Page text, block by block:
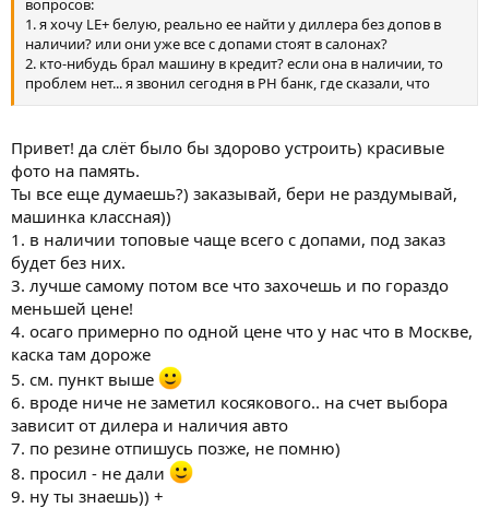
1. я хочу LE+ белую, реально ее найти у диллера без допов в
наличии? или они уже все с допами стоят в салонах?
2. кто-нибудь брал машину в кредит? если она в наличии, то
проблем нет... я звонил сегодня в РН банк, где сказали, что
документы подать на кредит можно через дилера по
для оформления. Так вот, если машина в наличии, то все круто,
а вот если забирать через 1 месяц...
3. какие допы вы однозначно советуете сразу поставить у
дилера?
4. где стоит оформлять КАСКО и ОСАГО? дешевле ехать с
оформленной у нас или в Москве?
5. если оформлять у нас, то я так понимаю, заранее у дилера
узнается VIN код машины. А вдруг именно в этой машине
найдешь какие-нибудь дефекты? страховки уже не
поменяешь...
6. были ли у вас замечены какие-то косяки при приемке? есть
ли возможность выбрать у дилера из нескольких машин?
7. На какой резине забрали машину (знаю может быть аж 3
варианта, но хочу найти на Мишлен).
8. Получил ли кто-нибудь зимнюю резину в подарок?
9. Буду рад услышать от вас имя дилера (если не "У Сервис +") и
ФИО менеджера. Завтра начну обзванивать
Заранее спасибо. Жду ответов )
Привет! да слёт было бы здорово устроить) красивые
фото на память.
Ты все еще думаешь?) заказывай, бери не раздумывай,
машинка классная))
1. в наличии топовые чаще всего с допами, под заказ
будет без них.
3. лучше самому потом все что захочешь и по гораздо
меньшей цене!
4. осаго примерно по одной цене что у нас что в Москве,
каска там дороже
5. см. пункт выше
6. вроде ниче не заметил косякового.. на счет выбора
зависит от дилера и наличия авто
7. по резине отпишусь позже, не помню)
8. просил - не дали
9. ну ты знаешь)) +